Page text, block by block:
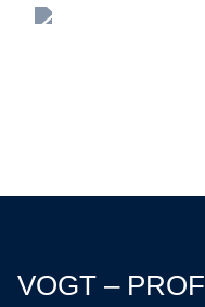
VOGT –